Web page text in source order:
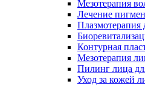
Мезотерапия
Лечение
Плазмотерапия
Контурная
Мезотерапия
Пилинг лица
Уход за кожей